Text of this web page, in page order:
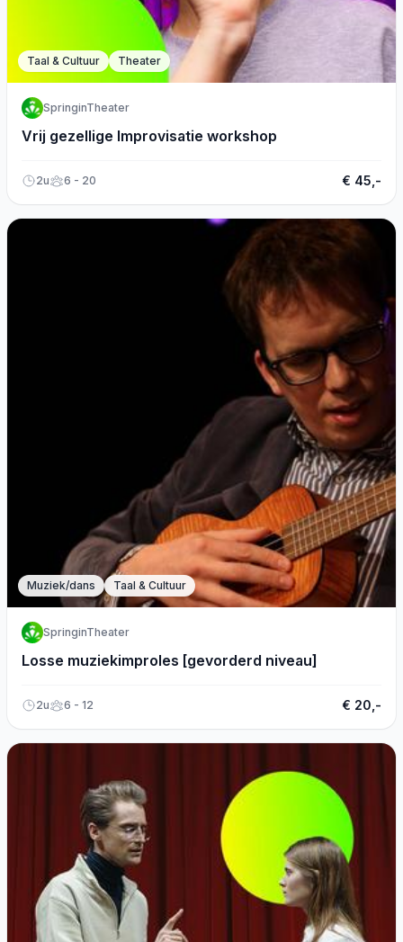
Taal & Cultuur Theater
SpringinTheater
Vrij gezellige Improvisatie workshop
2u 6 - 20 € 45,-
Muziek/dans Taal & Cultuur
SpringinTheater
Losse muziekimproles [gevorderd niveau]
2u 6 - 12 € 20,-